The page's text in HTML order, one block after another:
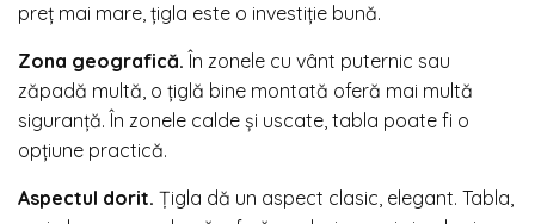
preț mai mare, țigla este o investiție bună.
Zona geografică. În zonele cu vânt puternic sau
zăpadă multă, o țiglă bine montată oferă mai multă
siguranță. În zonele calde și uscate, tabla poate fi o
opțiune practică.
Aspectul dorit. Țigla dă un aspect clasic, elegant. Tabla,